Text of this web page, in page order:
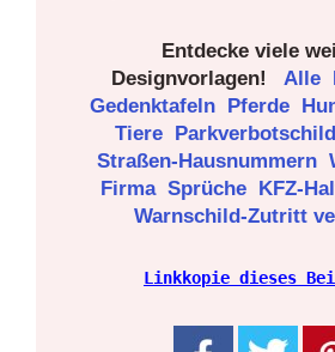
Entdecke viele
Designvorlagen!
Alle
Gedenktafeln Pferde
Tiere
Straßen-Hausnummern
Firma Sprüche KFZ-
Warnschild-Zutritt
Linkkopie dieses